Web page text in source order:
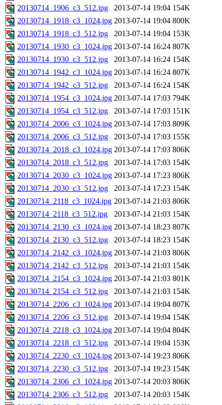
20130714_1906_c3_512.jpg
2013-07-14 19:04 154K
20130714_1918_c3_1024.jpg 2013-07-14 19:04 800K
20130714_1918_c3_512.jpg
2013-07-14 19:04 153K
20130714_1930_c3_1024.jpg 2013-07-14 16:24 807K
20130714_1930_c3_512.jpg
2013-07-14 16:24 154K
20130714_1942_c3_1024.jpg 2013-07-14 16:24 807K
20130714_1942_c3_512.jpg
2013-07-14 16:24 154K
20130714_1954_c3_1024.jpg 2013-07-14 17:03 794K
20130714_1954_c3_512.jpg
2013-07-14 17:03 151K
20130714_2006_c3_1024.jpg 2013-07-14 17:03 809K
20130714_2006_c3_512.jpg
2013-07-14 17:03 155K
20130714_2018_c3_1024.jpg 2013-07-14 17:03 806K
20130714_2018_c3_512.jpg
2013-07-14 17:03 154K
20130714_2030_c3_1024.jpg 2013-07-14 17:23 806K
20130714_2030_c3_512.jpg
2013-07-14 17:23 154K
20130714_2118_c3_1024.jpg 2013-07-14 21:03 806K
20130714_2118_c3_512.jpg
2013-07-14 21:03 154K
20130714_2130_c3_1024.jpg 2013-07-14 18:23 807K
20130714_2130_c3_512.jpg
2013-07-14 18:23 154K
20130714_2142_c3_1024.jpg 2013-07-14 21:03 806K
20130714_2142_c3_512.jpg
2013-07-14 21:03 154K
20130714_2154_c3_1024.jpg 2013-07-14 21:03 801K
20130714_2154_c3_512.jpg
2013-07-14 21:03 154K
20130714_2206_c3_1024.jpg 2013-07-14 19:04 807K
20130714_2206_c3_512.jpg
2013-07-14 19:04 154K
20130714_2218_c3_1024.jpg 2013-07-14 19:04 804K
20130714_2218_c3_512.jpg
2013-07-14 19:04 153K
20130714_2230_c3_1024.jpg 2013-07-14 19:23 806K
20130714_2230_c3_512.jpg
2013-07-14 19:23 154K
20130714_2306_c3_1024.jpg 2013-07-14 20:03 806K
20130714_2306_c3_512.jpg
2013-07-14 20:03 154K